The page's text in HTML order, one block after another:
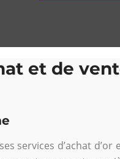
et de
services d’achat